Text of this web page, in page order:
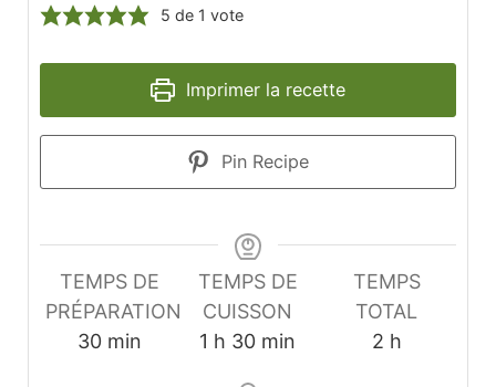
5 de 1 vote
Imprimer la recette
Pin Recipe
TEMPS DE
PRÉPARATION
30minutes
min
TEMPS DE
CUISSON
1 heure
h 30minutes
min
TEMPS
TOTAL
2heures
h